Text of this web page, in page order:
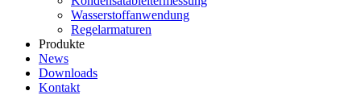
Wasserstoff­anwendung
Regel­arma­turen
Produkte
News
Downloads
Kontakt